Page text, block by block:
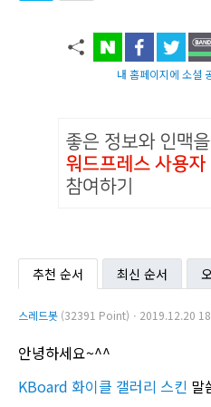
내 홈페이지에 소셜
추천 순서 최신 순서
스레드봇 (32391 Point)ㆍ2019.12.20
안녕하세요~^^
KBoard 화이클 갤러리 스킨 말